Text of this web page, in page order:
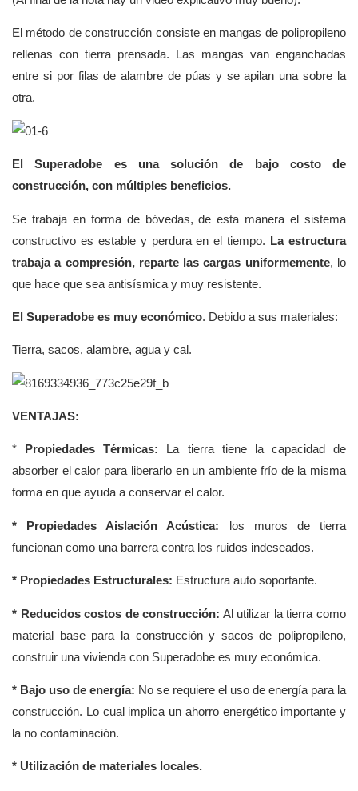
El método de construcción consiste en mangas de polipropileno
rellenas con tierra prensada. Las mangas van enganchadas
entre si por filas de alambre de púas y se apilan una sobre la
otra.
El Superadobe es una solución de bajo costo de
construcción, con múltiples beneficios.
Se trabaja en forma de bóvedas, de esta manera el sistema
constructivo es estable y perdura en el tiempo. La estructura
trabaja a compresión, reparte las cargas uniformemente, lo
que hace que sea antisísmica y muy resistente.
El Superadobe es muy económico. Debido a sus materiales:
Tierra, sacos, alambre, agua y cal.
VENTAJAS:
* Propiedades Térmicas: La tierra tiene la capacidad de
absorber el calor para liberarlo en un ambiente frío de la misma
forma en que ayuda a conservar el calor.
* Propiedades Aislación Acústica: los muros de tierra
funcionan como una barrera contra los ruidos indeseados.
* Propiedades Estructurales: Estructura auto soportante.
* Reducidos costos de construcción: Al utilizar la tierra como
material base para la construcción y sacos de polipropileno,
construir una vivienda con Superadobe es muy económica.
* Bajo uso de energía: No se requiere el uso de energía para la
construcción. Lo cual implica un ahorro energético importante y
la no contaminación.
* Utilización de materiales locales.